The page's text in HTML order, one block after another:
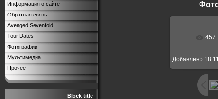
Информация о сайте
Обратная связь
Avenged Sevenfold
Tour Dates
Фотографии
Мультимедиа
Прочее
Block title
В 457
Добавлено